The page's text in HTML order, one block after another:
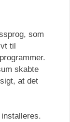
som
til
skabte
at det